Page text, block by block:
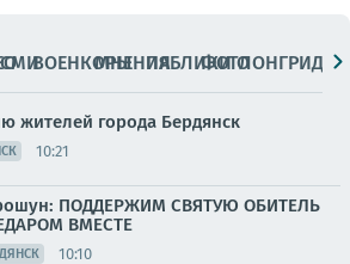
СМИВОЕНКОРЫМНЕНИЯПАБЛИКИ
ФОТОЛОНГРИДЫ
жителей города Бердянск
10:21
ПОДДЕРЖИМ СВЯТУЮ ОБИТЕЛЬ
ВМЕСТЕ
10:10